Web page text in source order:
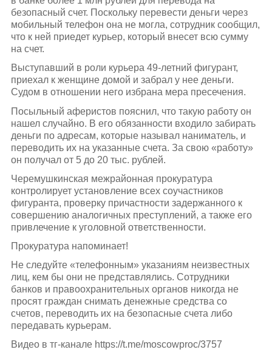
безопасный счет. Поскольку перевести деньги через
мобильный телефон она не могла, сотрудник сообщил,
что к ней приедет курьер, который внесет всю сумму
на счет.
Выступавший в роли курьера 49-летний фигурант,
приехал к женщине домой и забрал у нее деньги.
Судом в отношении него избрана мера пресечения.
Посыльный аферистов пояснил, что такую работу он
нашел случайно. В его обязанности входило забирать
деньги по адресам, которые называл наниматель, и
переводить их на указанные счета. За свою «работу»
он получал от 5 до 20 тыс. рублей.
Черемушкинская межрайонная прокуратура
контролирует установление всех соучастников
фигуранта, проверку причастности задержанного к
совершению аналогичных преступлений, а также его
привлечение к уголовной ответственности.
Прокуратура напоминает!
Не следуйте «телефонным» указаниям неизвестных
лиц, кем бы они не представлялись. Сотрудники
банков и правоохранительных органов никогда не
просят граждан снимать денежные средства со
счетов, переводить их на безопасные счета либо
передавать курьерам.
Видео в тг-канале https://t.me/moscowproc/3757